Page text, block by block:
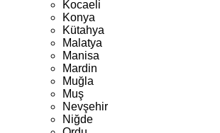
Kocaeli
Konya
Kütahya
Malatya
Manisa
Mardin
Muğla
Muş
Nevşehir
Niğde